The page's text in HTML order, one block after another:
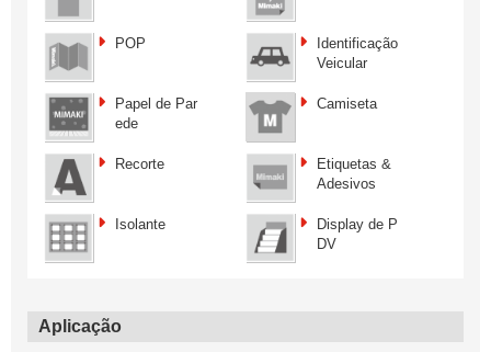
POP
Identificação
Veicular
Papel de Par
ede
Camiseta
Recorte
Etiquetas &
Adesivos
Isolante
Display de P
DV
Aplicação